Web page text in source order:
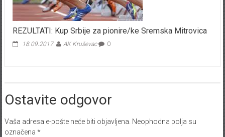
REZULTATI: Kup Srbije za pionire/ke Sremska Mitrovica
18.09.2017. AK Kruševac 0
Ostavite odgovor
Vaša adresa e-pošte neće biti objavljena. Neophodna polja su
označena *